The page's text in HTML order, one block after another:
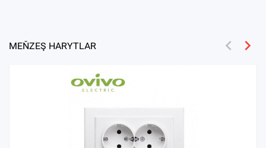
MEŇZEŞ HARYTLAR